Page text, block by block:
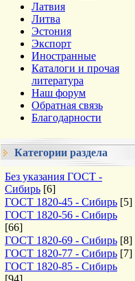
Латвия
Литва
Эстония
Экспорт
Иностранные
Каталоги и прочая
литература
Наш форум
Обратная связь
Благодарности
Категории раздела
Без указания ГОСТ -
Сибирь [6]
ГОСТ 1820-45 - Сибирь [5]
ГОСТ 1820-56 - Сибирь
[66]
ГОСТ 1820-69 - Сибирь [8]
ГОСТ 1820-77 - Сибирь [7]
ГОСТ 1820-85 - Сибирь
[94]